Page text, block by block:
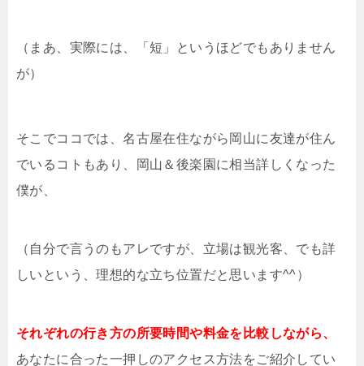
（まあ、実際には、「短」というほどでもありません
が）
そこでココでは、名古屋在住ながら岡山に友達が住ん
でいるコトもあり、岡山＆後楽園に相当詳しくなった
僕が、
（自分で言うのもアレですが、立場は観光客、でも詳
しいという、理想的な立ち位置だと思います^^）
それぞれの行き方の所要時間や料金を比較しながら、
あなたに合った一押しのアクセス方法をご紹介してい